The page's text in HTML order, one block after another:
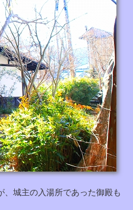
城主の入湯所であった御殿も